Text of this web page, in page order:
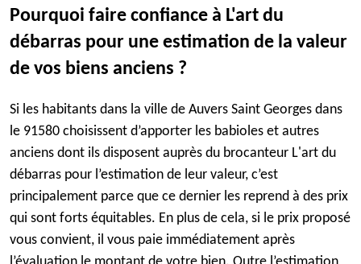
Pourquoi faire confiance à L'art du
débarras pour une estimation de la valeur
de vos biens anciens ?
Si les habitants dans la ville de Auvers Saint Georges dans
le 91580 choisissent d’apporter les babioles et autres
anciens dont ils disposent auprès du brocanteur L'art du
débarras pour l’estimation de leur valeur, c’est
principalement parce que ce dernier les reprend à des prix
qui sont forts équitables. En plus de cela, si le prix proposé
vous convient, il vous paie immédiatement après